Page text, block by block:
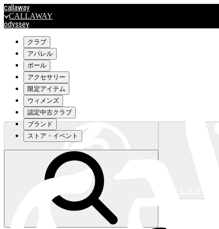
callaway
CALLAWAY
odyssey
travismathew
outlet
OUTLET
キャロウェイアパレルはこちら>>>
キャロウェイアパレルはこちら>>>
クラブ
アパレル
ボール
アクセサリー
限定アイテム
ウィメンズ
認定中古クラブ
ブランド
ストア・イベント